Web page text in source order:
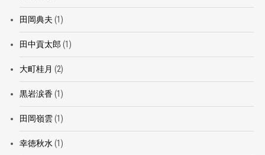
田岡典夫 (1)
田中貢太郎 (1)
大町桂月 (2)
黒岩涙香(1)
田岡嶺雲(1)
幸徳秋水 (1)